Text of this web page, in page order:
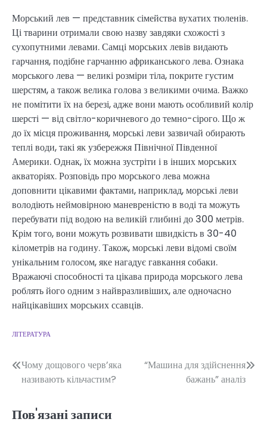
Морський лев — представник сімейства вухатих тюленів.
Ці тварини отримали свою назву завдяки схожості з
сухопутними левами. Самці морських левів видають
гарчання, подібне гарчанню африканського лева. Ознака
морського лева — великі розміри тіла, покрите густим
шерстям, а також велика голова з великими очима. Важко
не помітити їх на березі, адже вони мають особливий колір
шерсті — від світло-коричневого до темно-сірого. Що ж
до їх місця проживання, морські леви зазвичай обирають
теплі води, такі як узбережжя Північної Південної
Америки. Однак, їх можна зустріти і в інших морських
акваторіях. Розповідь про морського лева можна
доповнити цікавими фактами, наприклад, морські леви
володіють неймовірною маневреністю в воді та можуть
перебувати під водою на великій глибині до 300 метрів.
Крім того, вони можуть розвивати швидкість в 30-40
кілометрів на годину. Також, морські леви відомі своїм
унікальним голосом, яке нагадує гавкання собаки.
Вражаючі способності та цікава природа морського лева
роблять його одним з найвразливіших, але одночасно
найцікавіших морських ссавців.
ЛІТЕРАТУРА
Навігація
записів
Чому дощового черв’яка
називають кільчастим?
“Машина для здійснення
бажань” аналіз
Пов'язані записи